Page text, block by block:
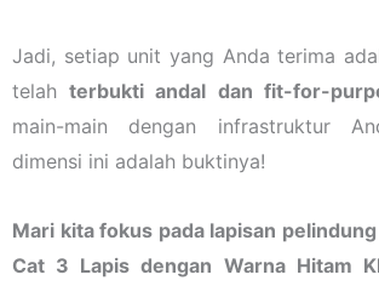
Jadi, setiap unit yang Anda terima
telahterbukti andal dan fit-for-
main-main dengan infrastruktur
dimensi ini adalah buktinya!
Mari kita fokus pada lapisan
Cat 3 Lapis dengan Warna Hitam